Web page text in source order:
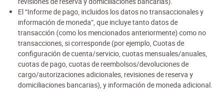
El “Informe de pago, incluidos los datos no transaccionales y
información de moneda”, que incluye tanto datos de
transacción (como los mencionados anteriormente) como no
transacciones, si corresponde (por ejemplo, Cuotas de
configuración de cuenta/servicio, cuotas mensuales/anuales,
cuotas de pago, cuotas de reembolsos/devoluciones de
cargo/autorizaciones adicionales, revisiones de reserva y
domiciliaciones bancarias), y información de moneda adicional.